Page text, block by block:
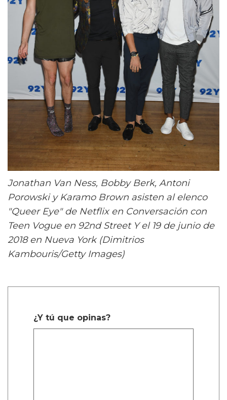
Jonathan Van Ness, Bobby Berk, Antoni
Porowski y Karamo Brown asisten al elenco
"Queer Eye" de Netflix en Conversación con
Teen Vogue en 92nd Street Y el 19 de junio de
2018 en Nueva York (Dimitrios
Kambouris/Getty Images)
¿Y tú que opinas?